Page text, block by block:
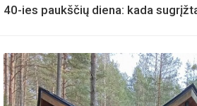
40-ies paukščių diena: kada